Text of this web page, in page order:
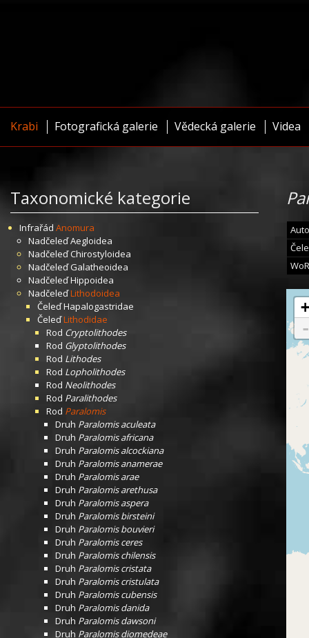
Krabi Fotografická galerie Vědecká galerie Videa
Taxonomické kategorie
Infrařád Anomura
NadčeleďAegloidea
NadčeleďChirostyloidea
NadčeleďGalatheoidea
NadčeleďHippoidea
NadčeleďLithodoidea
ČeleďHapalogastridae
ČeleďLithodidae
Rod Cryptolithodes
Rod Glyptolithodes
Rod Lithodes
Rod Lopholithodes
Rod Neolithodes
Rod Paralithodes
Rod Paralomis
Druh Paralomis aculeata
Druh Paralomis africana
Druh Paralomis alcockiana
Druh Paralomis anamerae
Druh Paralomis arae
Druh Paralomis arethusa
Druh Paralomis aspera
Druh Paralomis birsteini
Druh Paralomis bouvieri
Druh Paralomis ceres
Druh Paralomis chilensis
Druh Paralomis cristata
Druh Paralomis cristulata
Druh Paralomis cubensis
Druh Paralomis danida
Druh Paralomis dawsoni
Druh Paralomis diomedeae
+